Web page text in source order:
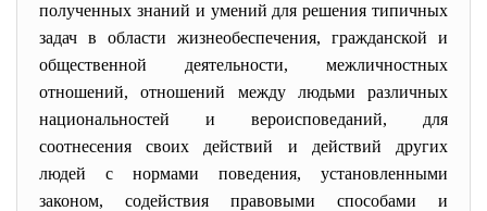
полученных знаний и умений для решения типичных
задач в области жизнеобеспечения, гражданской и
общественной деятельности, межличностных
отношений, отношений между людьми различных
национальностей и вероисповеданий, для
соотнесения своих действий и действий других
людей с нормами поведения, установленными
законом, содействия правовыми способами и